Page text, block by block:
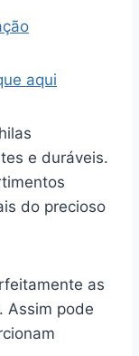
aqui
e duráveis.
do precioso
as
Assim pode